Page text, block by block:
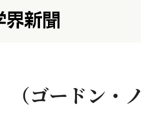
（ゴードン・ノ